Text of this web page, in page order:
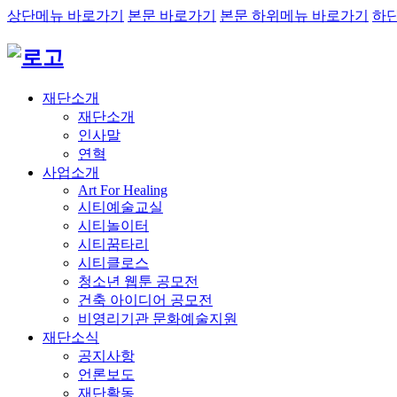
상단메뉴 바로가기 본문 바로가기 본문 하위메뉴 바로가기 하
재단소개
재단소개
인사말
연혁
사업소개
Art For Healing
시티예술교실
시티놀이터
시티꿈타리
시티클로스
청소년 웹툰 공모전
건축 아이디어 공모전
비영리기관 문화예술지원
재단소식
공지사항
언론보도
재단활동